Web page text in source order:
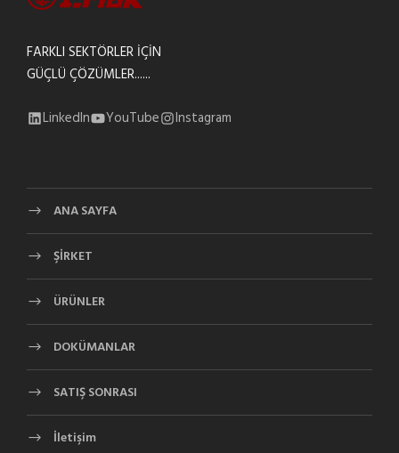
FARKLI SEKTÖRLER İÇİN
GÜÇLÜ ÇÖZÜMLER......
LinkedIn YouTube Instagram
ANA SAYFA
ŞİRKET
ÜRÜNLER
DOKÜMANLAR
SATIŞ SONRASI
İletişim